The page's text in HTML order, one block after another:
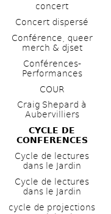
concert
Concert dispersé
Conférence, queer
merch & djset
Conférences-
Performances
COUR
Craig Shepard à
Aubervilliers
CYCLE DE
CONFERENCES
Cycle de lectures
dans le Jardin
Cycle de lectures
dans le Jardin
cycle de projections